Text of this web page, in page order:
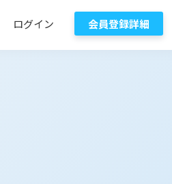
ログイン 会員登録詳細